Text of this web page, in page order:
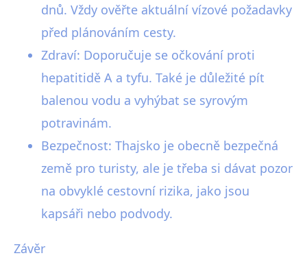
dnů. Vždy ověřte aktuální vízové požadavky
před plánováním cesty.
Zdraví: Doporučuje se očkování proti
hepatitidě A a tyfu. Také je důležité pít
balenou vodu a vyhýbat se syrovým
potravinám.
Bezpečnost: Thajsko je obecně bezpečná
země pro turisty, ale je třeba si dávat pozor
na obvyklé cestovní rizika, jako jsou
kapsáři nebo podvody.
Závěr